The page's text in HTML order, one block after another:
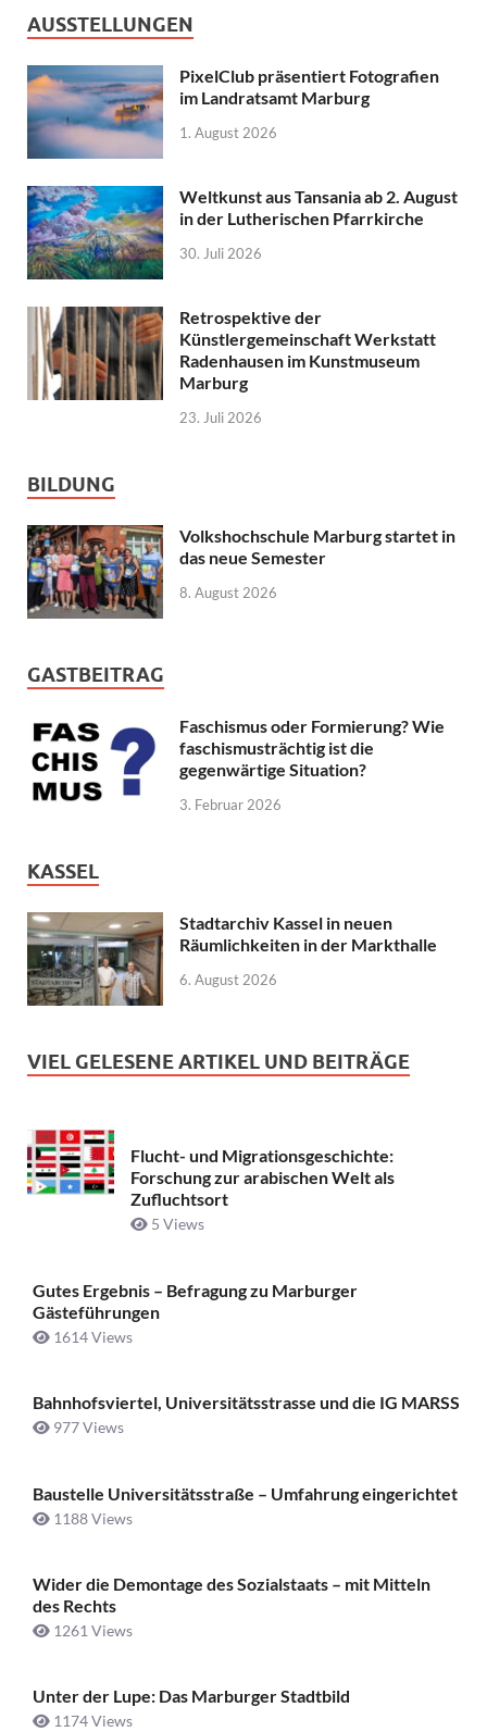
AUSSTELLUNGEN
PixelClub präsentiert Fotografien
im Landratsamt Marburg
1. August 2026
Weltkunst aus Tansania ab 2. August
in der Lutherischen Pfarrkirche
30. Juli 2026
Retrospektive der
Künstlergemeinschaft Werkstatt
Radenhausen im Kunstmuseum
Marburg
23. Juli 2026
BILDUNG
Volkshochschule Marburg startet in
das neue Semester
8. August 2026
GASTBEITRAG
Faschismus oder Formierung? Wie
faschismusträchtig ist die
gegenwärtige Situation?
3. Februar 2026
KASSEL
Stadtarchiv Kassel in neuen
Räumlichkeiten in der Markthalle
6. August 2026
VIEL GELESENE ARTIKEL UND BEITRÄGE
Flucht- und Migrationsgeschichte:
Forschung zur arabischen Welt als
Zufluchtsort
5 Views
Gutes Ergebnis – Befragung zu Marburger
Gästeführungen
1614 Views
Bahnhofsviertel, Universitätsstrasse und die IG MARSS
977 Views
Baustelle Universitätsstraße ­– Umfahrung eingerichtet
1188 Views
Wider die Demontage des Sozialstaats – mit Mitteln
des Rechts
1261 Views
Unter der Lupe: Das Marburger Stadtbild
1174 Views